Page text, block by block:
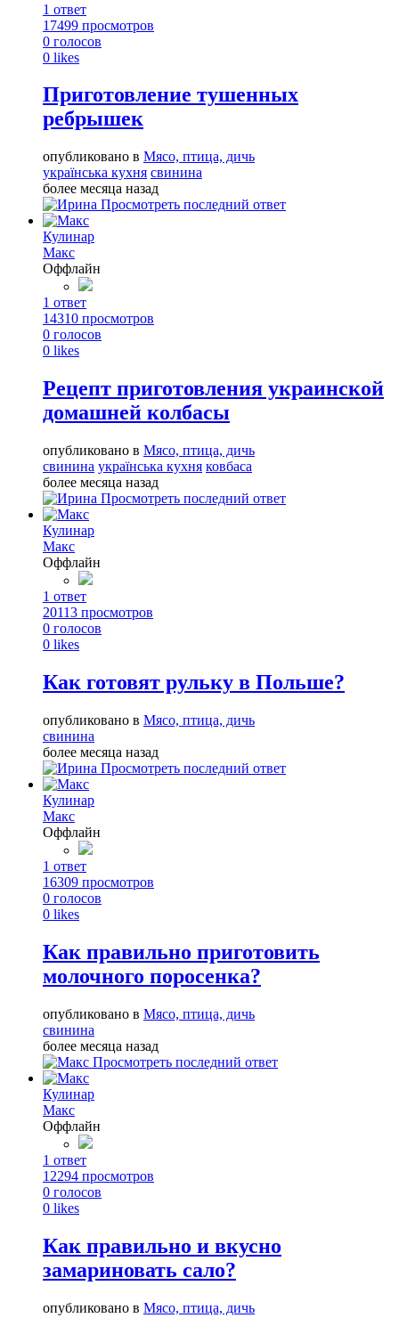
1 ответ
17499 просмотров
0 голосов
0 likes
Приготовление тушенных
ребрышек
опубликовано в Мясо, птица, дичь
українська кухня свинина
более месяца назад
Просмотреть последний ответ
Кулинар
Макс
Оффлайн
1 ответ
14310 просмотров
0 голосов
0 likes
Рецепт приготовления украинской
домашней колбасы
опубликовано в Мясо, птица, дичь
свинина українська кухня ковбаса
более месяца назад
Просмотреть последний ответ
Кулинар
Макс
Оффлайн
1 ответ
20113 просмотров
0 голосов
0 likes
Как готовят рульку в Польше?
опубликовано в Мясо, птица, дичь
свинина
более месяца назад
Просмотреть последний ответ
Кулинар
Макс
Оффлайн
1 ответ
16309 просмотров
0 голосов
0 likes
Как правильно приготовить
молочного поросенка?
опубликовано в Мясо, птица, дичь
свинина
более месяца назад
Просмотреть последний ответ
Кулинар
Макс
Оффлайн
1 ответ
12294 просмотров
0 голосов
0 likes
Как правильно и вкусно
замариновать сало?
опубликовано в Мясо, птица, дичь